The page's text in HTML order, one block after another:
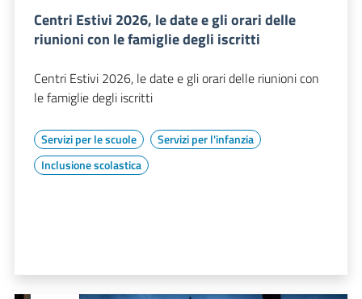
Centri Estivi 2026, le date e gli orari delle
riunioni con le famiglie degli iscritti
Centri Estivi 2026, le date e gli orari delle riunioni con
le famiglie degli iscritti
Servizi per le scuole
Servizi per l'infanzia
Inclusione scolastica